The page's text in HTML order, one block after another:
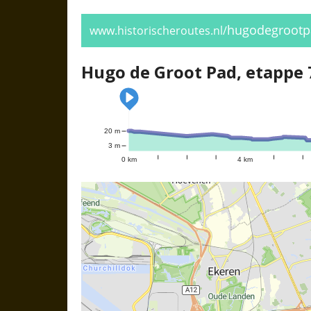
www.historischeroutes.nl/